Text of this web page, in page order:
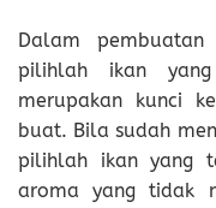
Dalam
pilihlah ikan
merupakan kunci
buat. Bila sudah
pilihlah ikan yang
aroma yang tidak